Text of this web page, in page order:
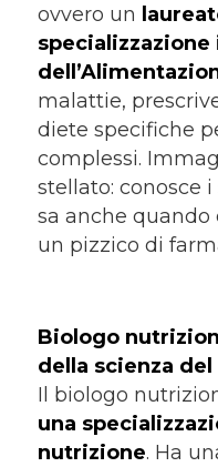
ovvero un
specializzazione
dell
malattie,
diete specifiche
complessi.
stellato: conosce
sa anche quando
un pizzico di
Biologo
della scienza del
Il biologo
una
nutrizione. Ha